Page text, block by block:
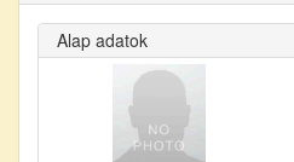
Alap adatok